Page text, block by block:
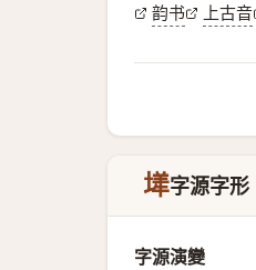
韵书 上古音
㙚字源字形
字源演變